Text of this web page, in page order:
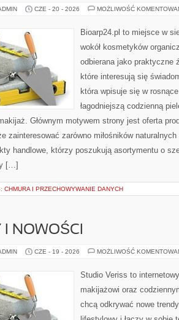
CZE - 20 - 2026 MOŻLIWOŚĆ
Bioarp24.pl to miejsce w
wokół kosmetyków
odbierana jako praktyczne
które interesują się
która wpisuje się w
łagodniejszą codzienną
Głównym motywem strony jest oferta
zainteresować zarówno miłośników
handlowe, którzy poszukują asortymentu o
[…]
CHMURA I PRZECHOWYWANIE DANYCH
I NOWOŚCI
CZE - 19 - 2026 MOŻLIWOŚĆ
Studio Veriss to
makijażowi oraz
chcą odkrywać nowe